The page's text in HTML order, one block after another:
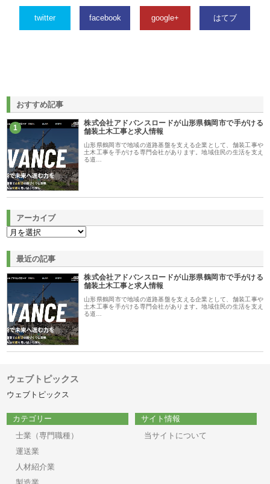
twitter facebook google+ はてブ
おすすめ記事
1
株式会社アドバンスロードが山形県鶴岡市で手がける
舗装土木工事と求人情報
山形県鶴岡市で地域の道路基盤を支える企業として、舗装工事や
土木工事を手がける専門会社があります。地域住民の生活を支え
る道…
アーカイブ
最近の記事
株式会社アドバンスロードが山形県鶴岡市で手がける
舗装土木工事と求人情報
山形県鶴岡市で地域の道路基盤を支える企業として、舗装工事や
土木工事を手がける専門会社があります。地域住民の生活を支え
る道…
ウェブトピックス
ウェブトピックス
カテゴリー
士業（専門職種）
運送業
人材紹介業
サイト情報
当サイトについて